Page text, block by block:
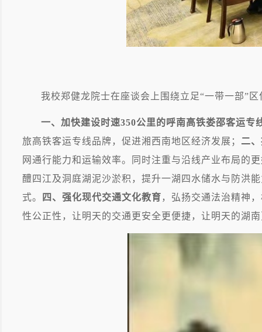
我校郑健龙院士在座谈会上围绕立足“一带一部”
一、加快建设时速350公里的呼南高铁娄邵客运专
旅高铁客运专线品牌，促进湘西南地区经济发展； 二
网通行能力和运输效率。同时注重与沿线产业布局的
醴四江及洞庭湖泥沙淤积，提升一湖四水储水与防洪
式。
四、强化现代交通文化教育 ，弘扬交通法治精神
性公正性，让明天的交通更安全更便捷，让明天的湖